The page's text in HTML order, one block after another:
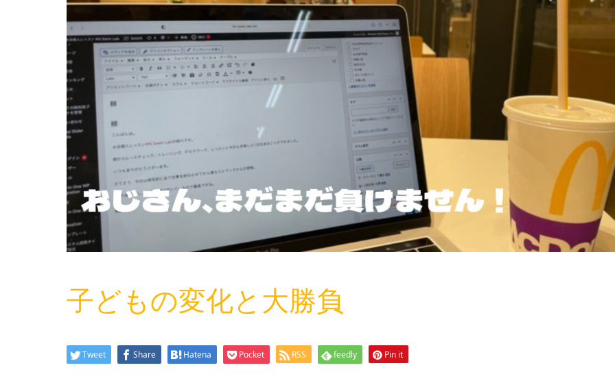
子どもの変化と大勝負
Tweet Share Hatena Pocket RSS feedly Pin it